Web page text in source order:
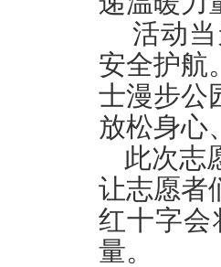
活动
安全护航
士漫步公
放松身心
此次志
让志愿者
红十字会
量。